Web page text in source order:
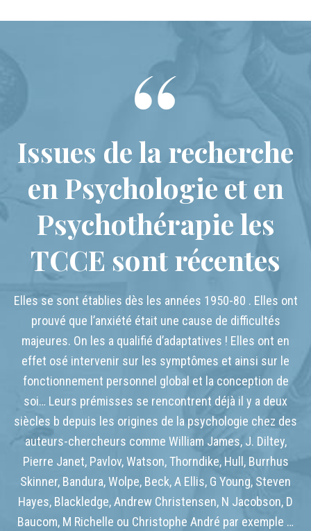
Issues de la recherche
en Psychologie et en
Psychothérapie les
TCCE sont récentes
Elles se sont établies dès les années 1950-80 . Elles ont
prouvé que l’anxiété était une cause de difficultés
majeures. On les a qualifié d’adaptatives ! Elles ont en
effet osé intervenir sur les symptômes et ainsi sur le
fonctionnement personnel global et la conception de
soi… Leurs prémisses se rencontrent déjà il y a deux
siècles b depuis les origines de la psychologie chez des
auteurs-chercheurs comme William James, J. Diltey,
Pierre Janet, Pavlov, Watson, Thorndike, Hull, Burrhus
Skinner, Bandura, Wolpe, Beck, A Ellis, G Young, Steven
Hayes, Blackledge, Andrew Christensen, N Jacobson, D
Baucom, M Richelle ou Christophe André par exemple …